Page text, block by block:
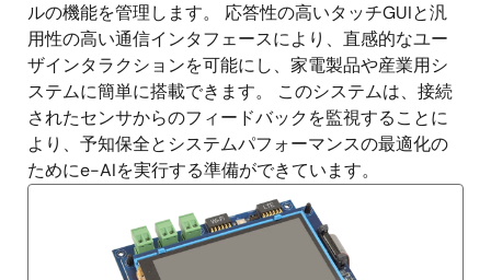
ルの機能を管理します。 応答性の高いタッチGUIと汎
用性の高い通信インタフェースにより、直感的なユー
ザインタラクションを可能にし、家電製品や産業用シ
ステムに簡単に搭載できます。 このシステムは、接続
されたセンサからのフィードバックを監視することに
より、予知保全とシステムパフォーマンスの最適化の
ためにe-AIを実行する準備ができています。